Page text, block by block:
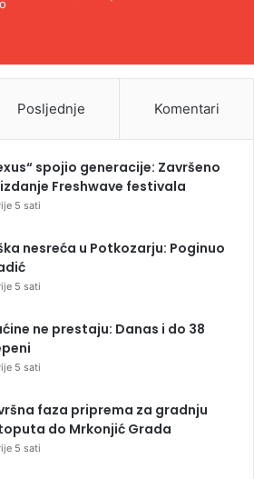
Posljednje Komentari
spojio generacije: Završeno
izdanje Freshwave festivala
5 sati
nesreća u Potkozarju: Poginuo
5 sati
ne prestaju: Danas i do 38
5 sati
faza priprema za gradnju
do Mrkonjić Grada
5 sati